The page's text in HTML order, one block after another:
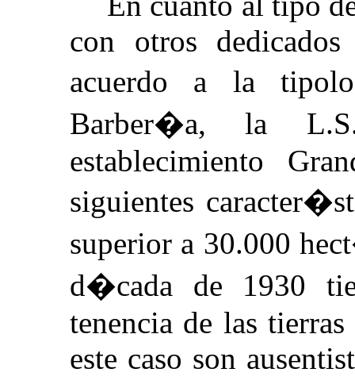
con otros
acuerdo a la
Barber�a, la
establecimiento
siguientes
superior a 30.000
d�cada de 1930
tenencia de las
este caso son